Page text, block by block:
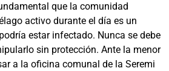
que la comunidad
activo durante el día es un
estar infectado. Nunca se debe
sin protección. Ante la menor
a la oficina comunal de la Seremi